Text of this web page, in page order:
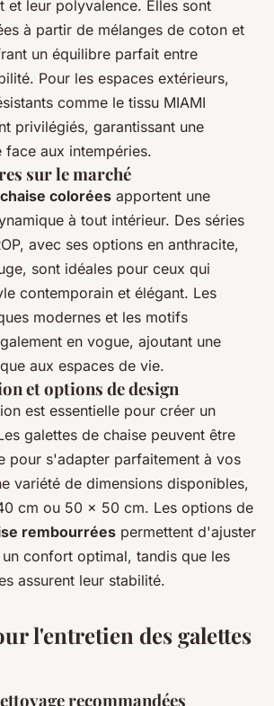
et leur polyvalence. Elles sont
à partir de mélanges de coton et
un équilibre parfait entre
Pour les espaces extérieurs,
comme le tissu MIAMI
privilégiés, garantissant une
face aux intempéries.
sur le marché
colorées apportent une
à tout intérieur. Des séries
avec ses options en anthracite,
sont idéales pour ceux qui
contemporain et élégant. Les
modernes et les motifs
en vogue, ajoutant une
aux espaces de vie.
et options de design
est essentielle pour créer un
galettes de chaise peuvent être
pour s'adapter parfaitement à vos
variété de dimensions disponibles,
cm ou 50 x 50 cm. Les options de
rembourrées permettent d'ajuster
confort optimal, tandis que les
assurent leur stabilité.
l'entretien des galettes
recommandées